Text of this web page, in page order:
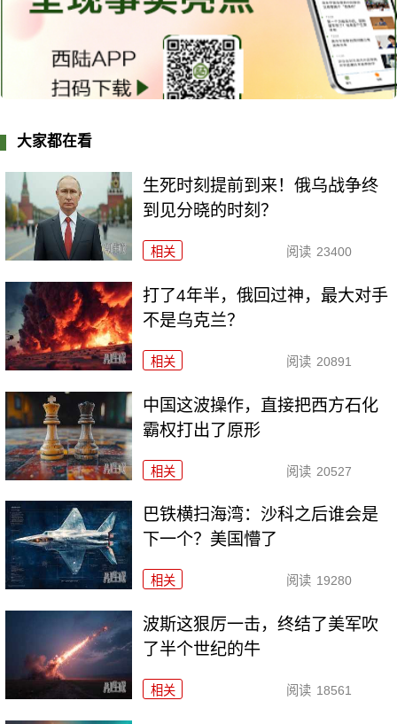
大家都在看
生死时刻提前到来！俄乌战争终
到见分晓的时刻？
相关 阅读 23400
打了4年半，俄回过神，最大对手
不是乌克兰？
相关 阅读 20891
中国这波操作，直接把西方石化
霸权打出了原形
相关 阅读 20527
巴铁横扫海湾：沙科之后谁会是
下一个？美国懵了
相关 阅读 19280
波斯这狠厉一击，终结了美军吹
了半个世纪的牛
相关 阅读 18561